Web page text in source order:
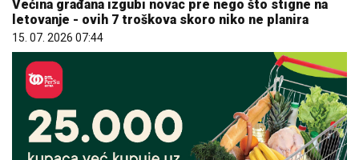
Većina građana izgubi novac pre nego što stigne na
letovanje - ovih 7 troškova skoro niko ne planira
15. 07. 2026 07:44